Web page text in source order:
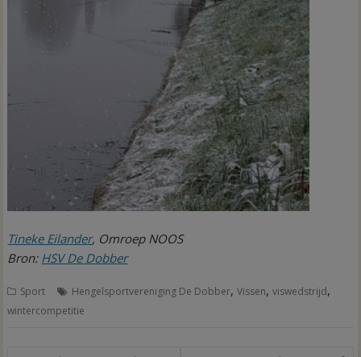
Tineke Eilander, Omroep NOOS
Bron: HSV De Dobber
Sport Hengelsportvereniging De Dobber,Vissen,viswedstrijd,
wintercompetitie